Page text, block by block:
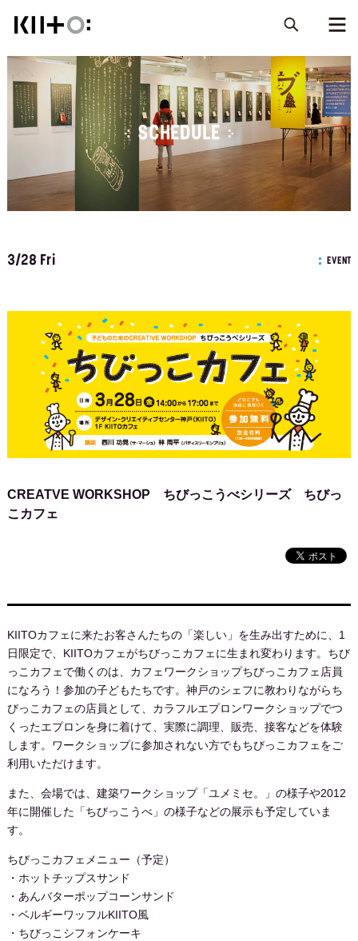
SCHEDULE
3/28 Fri EVENT
CREATVE WORKSHOP ちびっこうべシリーズ ちびっ
こカフェ
KIITOカフェに来たお客さんたちの「楽しい」を生み出すために、1
日限定で、KIITOカフェがちびっこカフェに生まれ変わります。ちび
っこカフェで働くのは、カフェワークショップちびっこカフェ店員
になろう！参加の子どもたちです。神戸のシェフに教わりながらち
びっこカフェの店員として、カラフルエプロンワークショップでつ
くったエプロンを身に着けて、実際に調理、販売、接客などを体験
します。ワークショップに参加されない方でもちびっこカフェをご
利用いただけます。
また、会場では、建築ワークショップ「ユメミセ。」の様子や2012
年に開催した「ちびっこうべ」の様子などの展示も予定していま
す。
ちびっこカフェメニュー（予定）
・ホットチップスサンド
・あんバターポップコーンサンド
・ベルギーワッフルKIITO風
・ちびっこシフォンケーキ